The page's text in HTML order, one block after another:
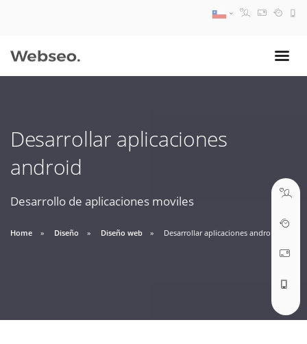
Desarrollar aplicaciones
android
Desarrollo de aplicaciones moviles
Home Diseño Diseño web Desarrollar aplicaciones android
09:30 AM A 18:30 PM
ABRIR TICKET